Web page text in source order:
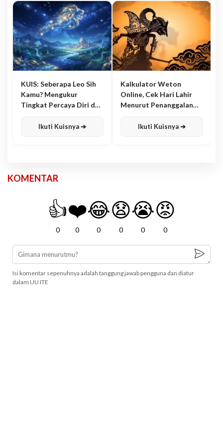
KUIS: Seberapa Leo Sih
Kamu? Mengukur
Tingkat Percaya Diri dan
Ikuti Kuisnya ➔
Kalkulator Weton
Online, Cek Hari Lahir
Menurut Penanggalan
Ikuti Kuisnya ➔
KOMENTAR
👍
0
❤️
0
😂
0
😧
0
😭
0
😡
0
Isi komentar sepenuhnya adalah tanggung jawab pengguna dan diatur
dalam UU ITE